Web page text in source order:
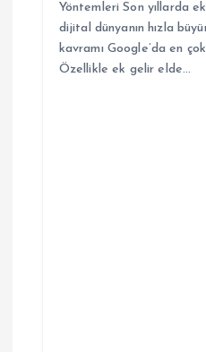
Yöntemleri Son yıllarda
dijital dünyanın hızla
kavramı Google’da en
Özellikle ek gelir elde…